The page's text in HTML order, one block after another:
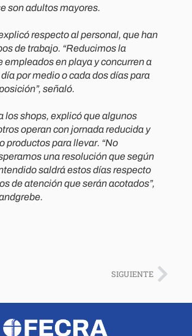
son adultos mayores.
respecto al personal, que han
de trabajo. “Reducimos la
empleados en playa y concurren a
por medio o cada dos días para
”, señaló.
los shops, explicó que algunos
operan con jornada reducida y
productos para llevar. “No
una resolución que según
saldrá estos días respecto
de atención que serán acotados”,
SIGUIENTE